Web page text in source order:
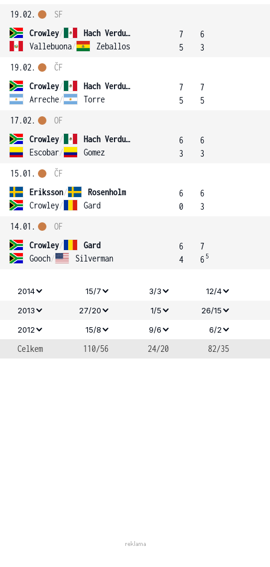
19.02.
Crowley/
Hach Verdugo
Vallebuona/ Zeballos
SF
7
5
6
3
19.02.
Crowley/
Hach Verdugo
Arreche/ Torre
ČF
7
5
7
5
17.02.
Crowley/
Hach Verdugo
Escobar/ Gomez
OF
6
3
6
3
15.01.
Eriksson/
Rosenholm
Crowley/ Gard
ČF
6
0
6
3
14.01.
Crowley/
Gard
Gooch/ Silverman
OF
6
4
7
6 5
2014 15/7 3/3
12/4
2013
27/20 1/5
26/15
2012
15/8 9/6 6/2
Celkem 110/56 24/20 82/35